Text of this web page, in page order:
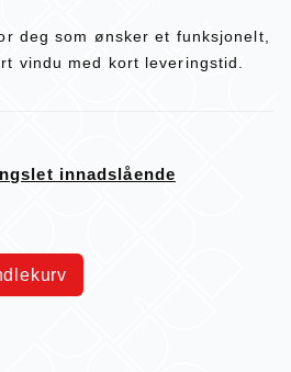
deg som ønsker et funksjonelt,
vindu med kort leveringstid.
innadslående